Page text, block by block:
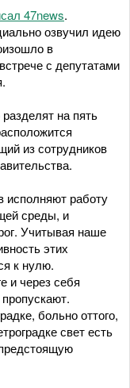
47news.
озвучил идею
в
с депутатами
на пять
из сотрудников
исполняют работу
среды, и
Учитывая наше
этих
к нулю.
и через себя
больно оттого,
свет есть